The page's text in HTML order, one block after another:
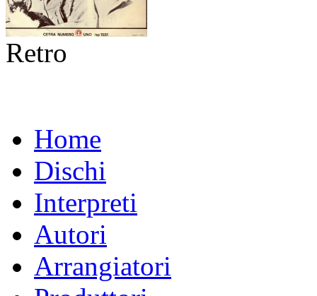
Retro
Home
Dischi
Interpreti
Autori
Arrangiatori